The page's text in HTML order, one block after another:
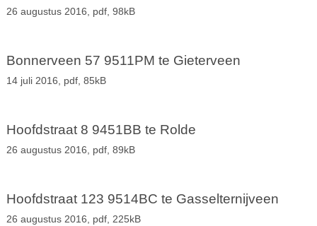
26 augustus 2016, pdf, 98kB
Bonnerveen 57 9511PM te Gieterveen
14 juli 2016, pdf, 85kB
Hoofdstraat 8 9451BB te Rolde
26 augustus 2016, pdf, 89kB
Hoofdstraat 123 9514BC te Gasselternijveen
26 augustus 2016, pdf, 225kB